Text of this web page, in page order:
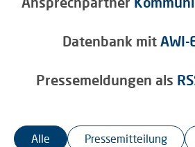
Datenbank mit
Pressemeldungen als
Alle Pressemitteilung